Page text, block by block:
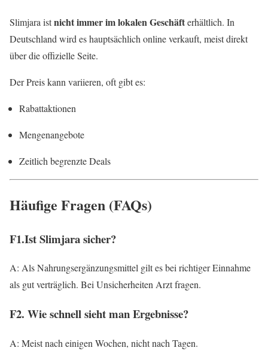
Slimjara istnicht immer im lokalen Geschäfterhältlich. In
Deutschland wird es hauptsächlich online verkauft, meist direkt
über die offizielle Seite.
Der Preis kann variieren, oft gibt es:
Rabattaktionen
Mengenangebote
Zeitlich begrenzte Deals
Häufige Fragen (FAQs)
F1.Ist Slimjara sicher?
A: Als Nahrungsergänzungsmittel gilt es bei richtiger Einnahme
als gut verträglich. Bei Unsicherheiten Arzt fragen.
F2. Wie schnell sieht man Ergebnisse?
A: Meist nach einigen Wochen, nicht nach Tagen.